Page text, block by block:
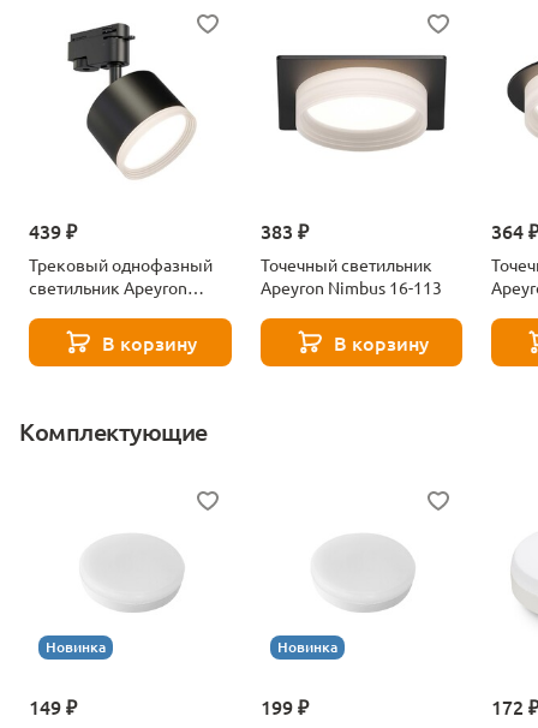
439 ₽
Трековый однофазный
светильник Apeyron
В корзину
383 ₽
Точечный светильник
Apeyron Nimbus 16-113
В корзину
364
Комплектующие
Новинка
149 ₽
Новинка
199 ₽ 172